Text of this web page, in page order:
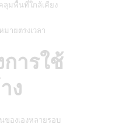
ลุมพื้นที่ใกล้เคียง
ายตรงเวลา
ารใช้
ง
ของเองหลายรอบ